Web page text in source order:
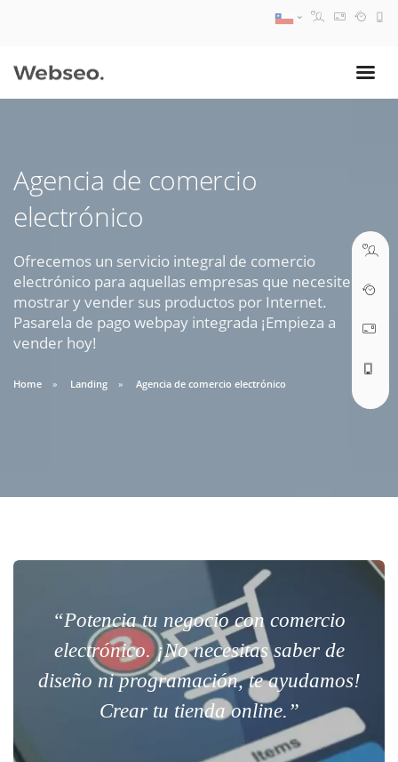
Agencia de comercio
electrónico
Ofrecemos un servicio integral de comercio
electrónico para aquellas empresas que necesiten
mostrar y vender sus productos por Internet.
Pasarela de pago webpay integrada ¡Empieza a
vender hoy!
Home Landing Agencia de comercio electrónico
“Potencia tu negocio con comercio
electrónico. ¡No necesitas saber de
diseño ni programación, te ayudamos!
Crear tu tienda online.”
09:30 AM A 18:30 PM
soporte@webseo.cl
ABRIR TICKET